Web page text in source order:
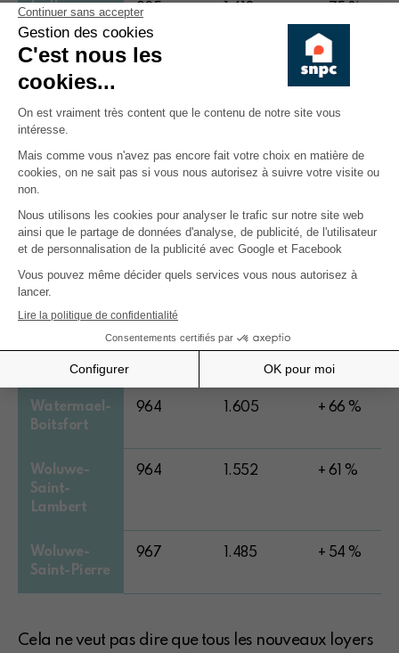
Ixelles 925
Jette 928 + 33 %
Saint-Jean
Saint-Gilles 872 1.397 + 60 %
Saint-Josse-
ten-Noode
791 1.392 + 76 %
Schaerbeek 908
+ 54 %
Watermael-
Boitsfort
964 1.605 + 66 %
Woluwe-
Saint-
Lambert
964 1.552 + 61 %
Woluwe-
Saint-Pierre
967 1.485 + 54 %
Cela ne veut pas dire que tous les nouveaux loyers